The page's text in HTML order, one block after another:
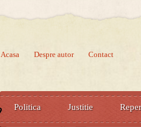
Acasa Despre autor Contact
Politica Justitie